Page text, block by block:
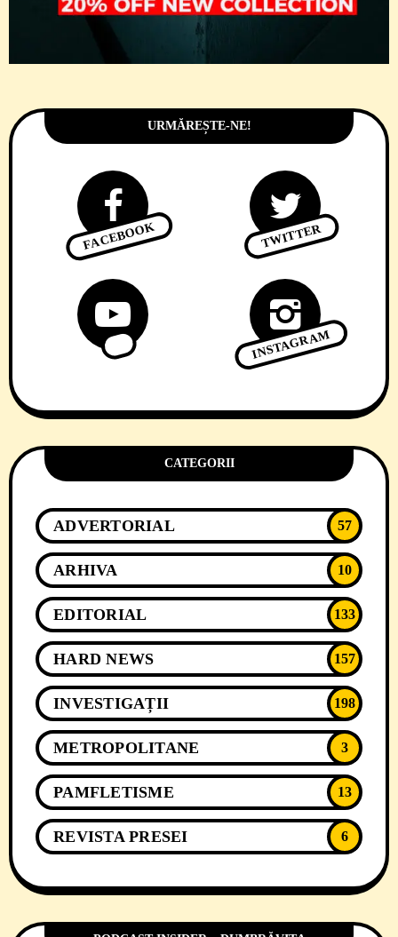
URMĂREȘTE-NE!
FACEBOOK TWITTER
INSTAGRAM
CATEGORII
ADVERTORIAL 57
ARHIVA 10
EDITORIAL 133
HARD NEWS 157
INVESTIGAȚII 198
METROPOLITANE 3
PAMFLETISME 13
REVISTA PRESEI 6